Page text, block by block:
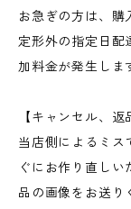
お急ぎの方は、購
定形外の指定日配
加料金が発生しま
【キャンセル、返
当店側によるミス
ぐにお作り直し
品の画像をお送り